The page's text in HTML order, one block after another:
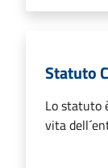
Statuto
Lo statuto
vita